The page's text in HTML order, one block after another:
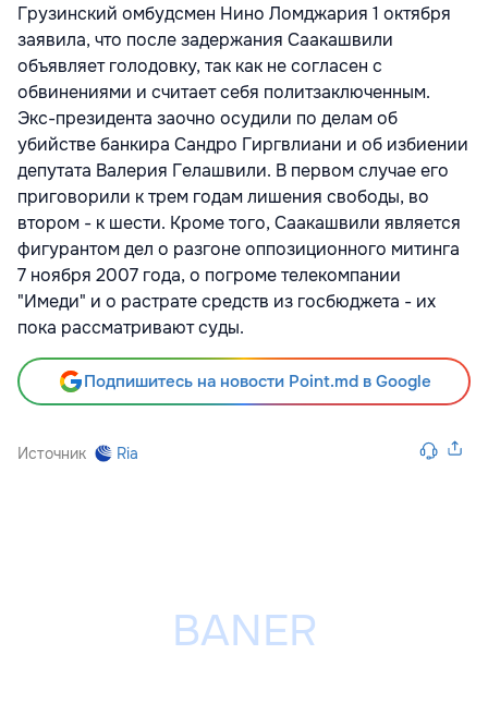
Грузинский омбудсмен Нино Ломджария 1 октября
заявила, что после задержания Саакашвили
объявляет голодовку, так как не согласен с
обвинениями и считает себя политзаключенным.
Экс-президента заочно осудили по делам об
убийстве банкира Сандро Гиргвлиани и об избиении
депутата Валерия Гелашвили. В первом случае его
приговорили к трем годам лишения свободы, во
втором - к шести. Кроме того, Саакашвили является
фигурантом дел о разгоне оппозиционного митинга
7 ноября 2007 года, о погроме телекомпании
"Имеди" и о растрате средств из госбюджета - их
пока рассматривают суды.
Подпишитесь на новости Point.md в Google
Источник Ria